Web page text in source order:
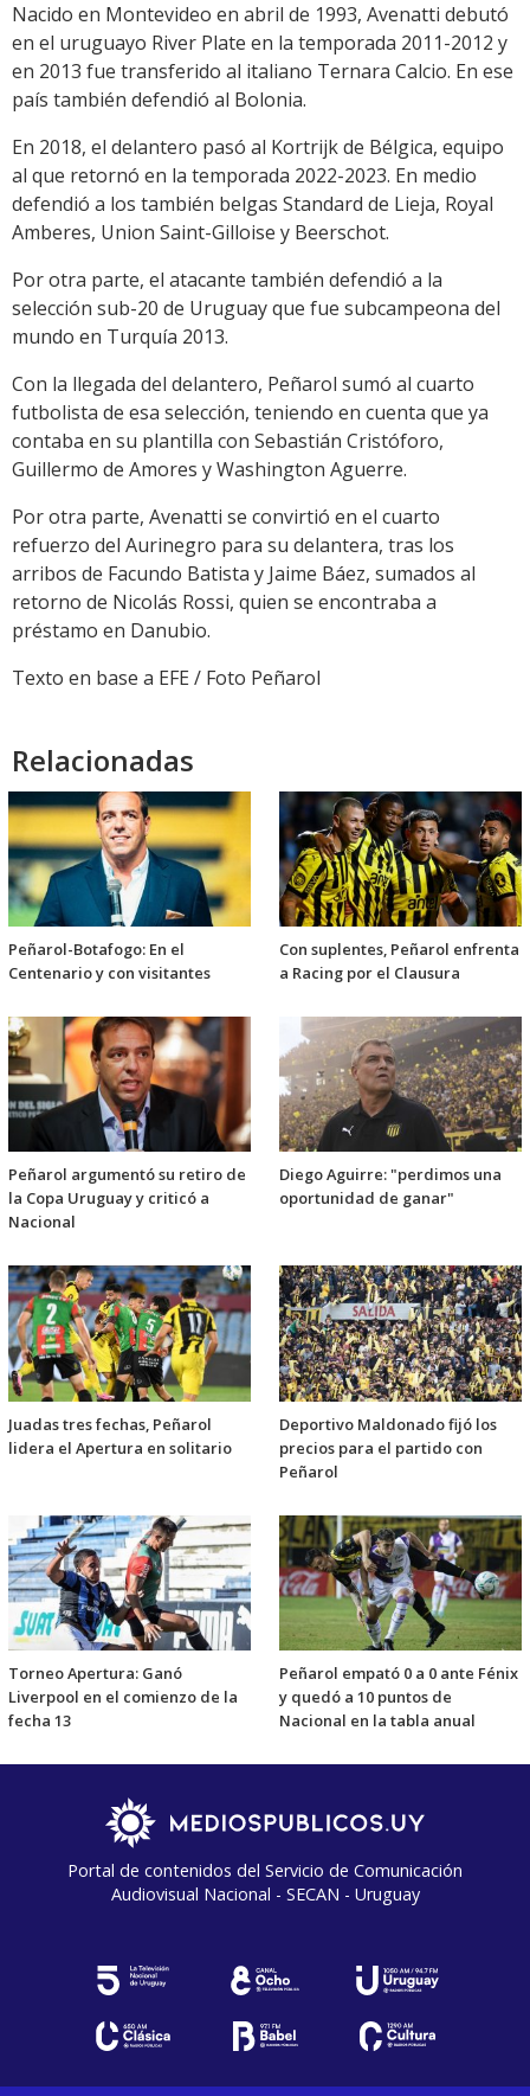
Nacido en Montevideo en abril de 1993, Avenatti debutó
en el uruguayo River Plate en la temporada 2011-2012 y
en 2013 fue transferido al italiano Ternara Calcio. En ese
país también defendió al Bolonia.
En 2018, el delantero pasó al Kortrijk de Bélgica, equipo
al que retornó en la temporada 2022-2023. En medio
defendió a los también belgas Standard de Lieja, Royal
Amberes, Union Saint-Gilloise y Beerschot.
Por otra parte, el atacante también defendió a la
selección sub-20 de Uruguay que fue subcampeona del
mundo en Turquía 2013.
Con la llegada del delantero, Peñarol sumó al cuarto
futbolista de esa selección, teniendo en cuenta que ya
contaba en su plantilla con Sebastián Cristóforo,
Guillermo de Amores y Washington Aguerre.
Por otra parte, Avenatti se convirtió en el cuarto
refuerzo del Aurinegro para su delantera, tras los
arribos de Facundo Batista y Jaime Báez, sumados al
retorno de Nicolás Rossi, quien se encontraba a
préstamo en Danubio.
Texto en base a EFE / Foto Peñarol
Relacionadas
Peñarol-Botafogo: En el
Centenario y con visitantes
Con suplentes, Peñarol enfrenta
a Racing por el Clausura
Peñarol argumentó su retiro de
la Copa Uruguay y criticó a
Nacional
Diego Aguirre: "perdimos una
oportunidad de ganar"
Juadas tres fechas, Peñarol
lidera el Apertura en solitario
Deportivo Maldonado fijó los
precios para el partido con
Peñarol
Torneo Apertura: Ganó
Liverpool en el comienzo de la
fecha 13
Peñarol empató 0 a 0 ante Fénix
y quedó a 10 puntos de
Nacional en la tabla anual
Portal de contenidos del Servicio de Comunicación
Audiovisual Nacional - SECAN - Uruguay